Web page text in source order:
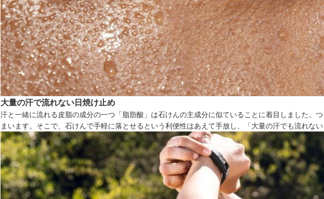
大量の汗で流れない日焼け止め
汗と一緒に流れる皮脂の成分の一つ「脂肪酸」は石けんの主成分に似ていることに着目しました。
まいます。そこで、石けんで手軽に落とせるという利便性はあえて手放し、「大量の汗でも流れない